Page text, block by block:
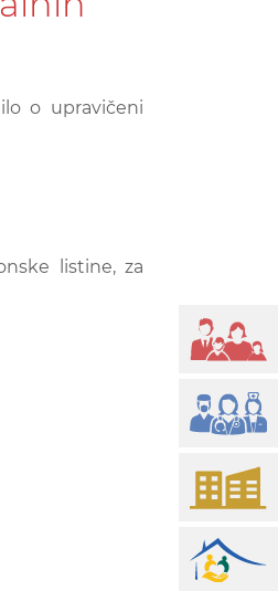
o upravičeni
listine, za